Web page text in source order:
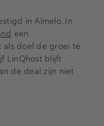
in Almelo. In
een
als doel de groei te
LinQhost blijft
de deal zijn niet